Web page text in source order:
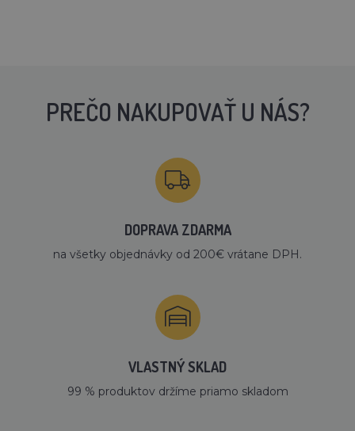
PREČO NAKUPOVAŤ U NÁS?
DOPRAVA ZDARMA
na všetky objednávky od 200€ vrátane DPH.
VLASTNÝ SKLAD
99 % produktov držíme priamo skladom